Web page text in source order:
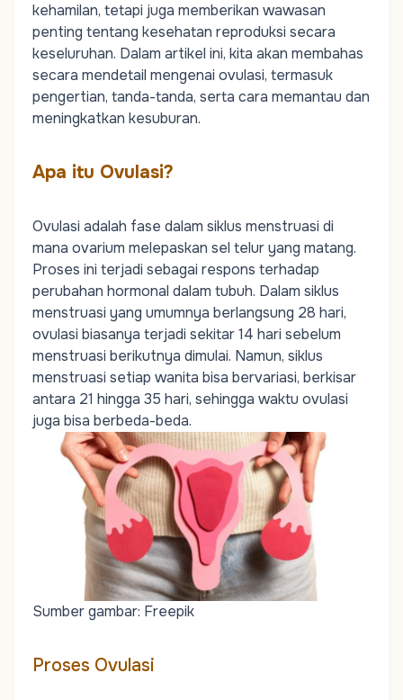
kehamilan, tetapi juga memberikan wawasan
penting tentang kesehatan reproduksi secara
keseluruhan. Dalam artikel ini, kita akan membahas
secara mendetail mengenai ovulasi, termasuk
pengertian, tanda-tanda, serta cara memantau dan
meningkatkan kesuburan.
Apa itu Ovulasi?
Ovulasi adalah fase dalam siklus menstruasi di
mana ovarium melepaskan sel telur yang matang.
Proses ini terjadi sebagai respons terhadap
perubahan hormonal dalam tubuh. Dalam siklus
menstruasi yang umumnya berlangsung 28 hari,
ovulasi biasanya terjadi sekitar 14 hari sebelum
menstruasi berikutnya dimulai. Namun, siklus
menstruasi setiap wanita bisa bervariasi, berkisar
antara 21 hingga 35 hari, sehingga waktu ovulasi
juga bisa berbeda-beda.
Sumber gambar: Freepik
Proses Ovulasi